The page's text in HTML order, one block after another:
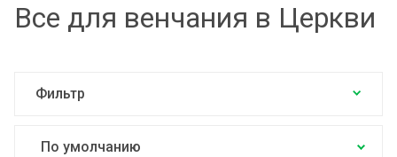
Все для венчания в Церкви
Фильтр
По умолчанию